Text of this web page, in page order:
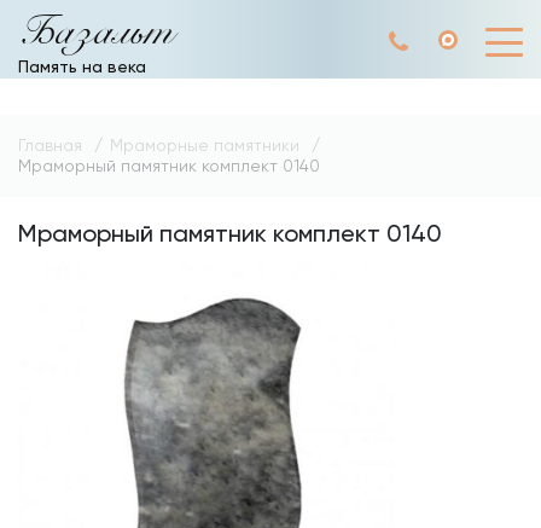
Базальт
Память на века
Главная
Мраморные памятники
Мраморный памятник комплект 0140
Мраморный памятник комплект 0140